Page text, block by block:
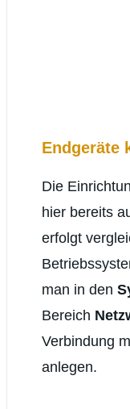
Endgeräte
Die
hier bereits
erfolgt
man in den
Bereich
Verbindung
anlegen.